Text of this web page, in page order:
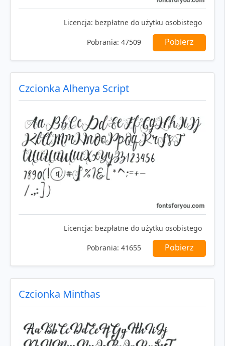
Licencja: bezpłatne do użytku osobistego
Pobrania: 47509 Pobierz
Czcionka Alhenya Script
Licencja: bezpłatne do użytku osobistego
Pobrania: 41655 Pobierz
Czcionka Minthas